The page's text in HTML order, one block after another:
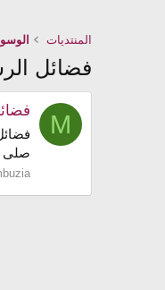
المنتديات
فضائل
M
صلى